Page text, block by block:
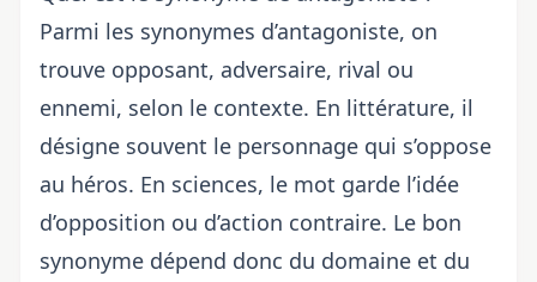
Parmi les synonymes d’antagoniste, on
trouve opposant, adversaire, rival ou
ennemi, selon le contexte. En littérature, il
désigne souvent le personnage qui s’oppose
au héros. En sciences, le mot garde l’idée
d’opposition ou d’action contraire. Le bon
synonyme dépend donc du domaine et du